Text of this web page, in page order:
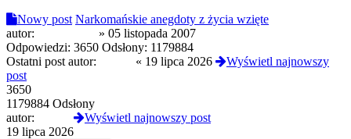
Nowy post Narkomańskie anegdoty z życia wzięte
autor:
» 05 listopada 2007
Odpowiedzi: 3650 Odsłony: 1179884
Ostatni post autor:
« 19 lipca 2026
Wyświetl najnowszy
post
3650
1179884 Odsłony
autor:
Wyświetl najnowszy post
19 lipca 2026